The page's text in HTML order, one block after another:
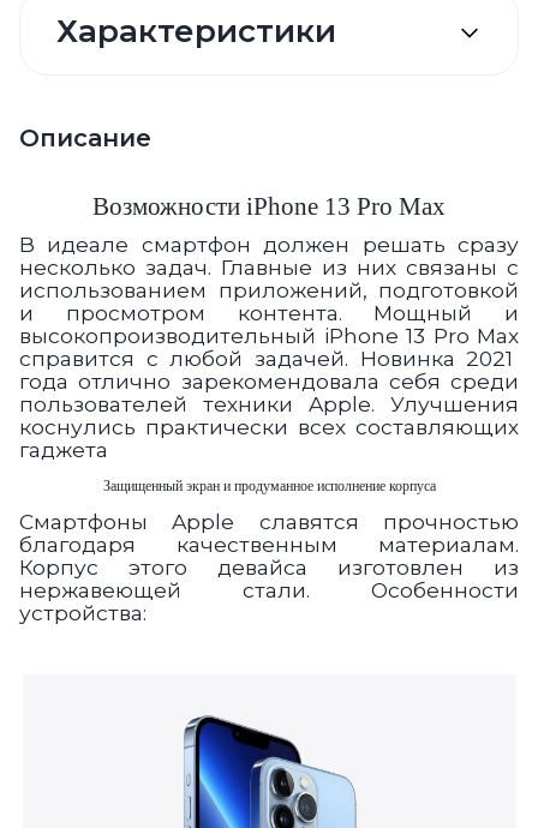
Характеристики
Описание
Возможности iPhone 13 Pro Max
В идеале смартфон должен решать сразу
несколько задач. Главные из них связаны с
использованием приложений, подготовкой
и просмотром контента. Мощный и
высокопроизводительный iPhone 13 Pro Max
справится с любой задачей. Новинка 2021
года отлично зарекомендовала себя среди
пользователей техники Apple. Улучшения
коснулись практически всех составляющих
гаджета
Защищенный экран и продуманное исполнение корпуса
Смартфоны Apple славятся прочностью
благодаря качественным материалам.
Корпус этого девайса изготовлен из
нержавеющей стали. Особенности
устройства: